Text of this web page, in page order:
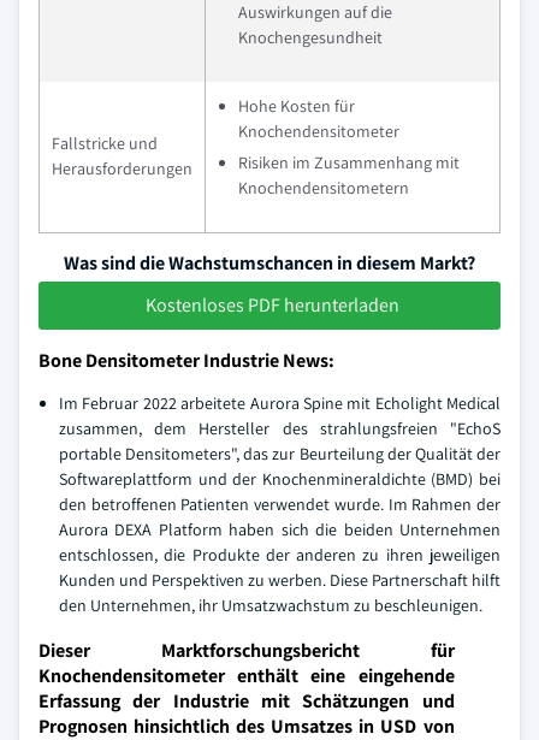
Auswirkungen auf die
Knochengesundheit
Fallstricke und
Herausforderungen
Hohe Kosten für
Knochendensitometer
Risiken im Zusammenhang mit
Knochendensitometern
Was sind die Wachstumschancen in diesem Markt?
Kostenloses PDF herunterladen
Bone Densitometer Industrie News:
Im Februar 2022 arbeitete Aurora Spine mit Echolight Medical
zusammen, dem Hersteller des strahlungsfreien "EchoS
portable Densitometers", das zur Beurteilung der Qualität der
Softwareplattform und der Knochenmineraldichte (BMD) bei
den betroffenen Patienten verwendet wurde. Im Rahmen der
Aurora DEXA Platform haben sich die beiden Unternehmen
entschlossen, die Produkte der anderen zu ihren jeweiligen
Kunden und Perspektiven zu werben. Diese Partnerschaft hilft
den Unternehmen, ihr Umsatzwachstum zu beschleunigen.
Dieser Marktforschungsbericht für
Knochendensitometer enthält eine eingehende
Erfassung der Industrie mit Schätzungen und
Prognosen hinsichtlich des Umsatzes in USD von